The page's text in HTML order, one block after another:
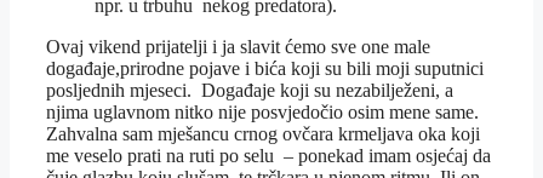
npr. u trbuhu nekog predatora).
Ovaj vikend prijatelji i ja slavit ćemo sve one male
događaje,prirodne pojave i bića koji su bili moji suputnici
posljednih mjeseci. Događaje koji su nezabilježeni, a
njima uglavnom nitko nije posvjedočio osim mene same.
Zahvalna sam mješancu crnog ovčara krmeljava oka koji
me veselo prati na ruti po selu – ponekad imam osjećaj da